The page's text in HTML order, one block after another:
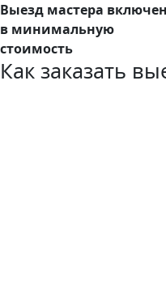
Выезд мастера включен
в минимальную
стоимость
Как заказать